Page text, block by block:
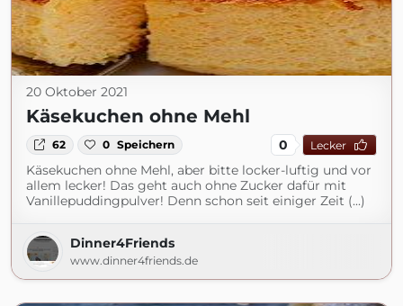
20 Oktober 2021
Käsekuchen ohne Mehl
62 0 Speichern 0 Lecker
Käsekuchen ohne Mehl, aber bitte locker-luftig und vor
allem lecker! Das geht auch ohne Zucker dafür mit
Vanillepuddingpulver! Denn schon seit einiger Zeit (...)
Dinner4Friends
www.dinner4friends.de